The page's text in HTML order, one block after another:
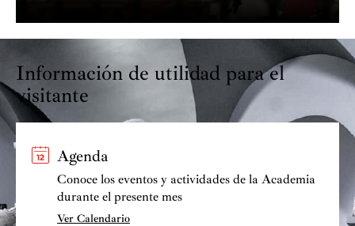
Información de utilidad para el
visitante
Agenda
Conoce los eventos y actividades de la Academia
durante el presente mes
Ver Calendario